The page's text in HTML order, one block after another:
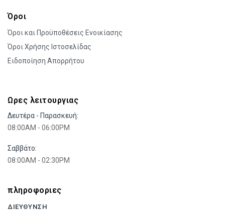
Όροι
Όροι και Προϋποθέσεις Ενοικίασης
Όροι Χρήσης Ιστοσελίδας
Ειδοποίηση Απορρήτου
Ωρες λειτουργιας
Δευτέρα - Παρασκευή:
08:00AM - 06:00PM
Σαββάτο:
08:00AM - 02:30PM
πληροφοριες
ΔΙΕΥΘΥΝΣΗ